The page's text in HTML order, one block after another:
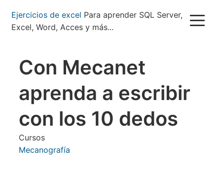
Pasar
contenido
Ejercicios de excel Para aprender SQL Server,
Excel, Word, Acces y más...
Con Mecanet
aprenda a escribir
con los 10 dedos
Cursos
Mecanografía